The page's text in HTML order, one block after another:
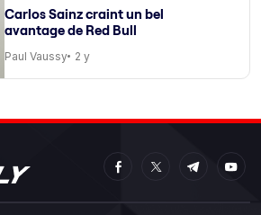
Carlos Sainz craint un bel
avantage de Red Bull
Paul Vaussy 2 y